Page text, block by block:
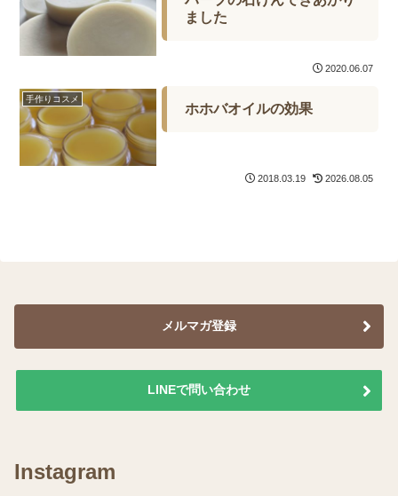
ました
2020.06.07
手作りコスメ
ホホバオイルの効果
2018.03.19 2026.08.05
メルマガ登録
LINEで問い合わせ
Instagram